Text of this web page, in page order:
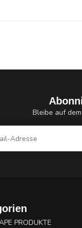
Bleibe auf
PRODUKTE